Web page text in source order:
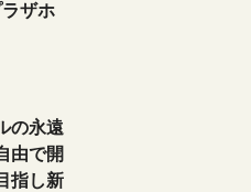
ザホ
の永遠
由で開
指し新